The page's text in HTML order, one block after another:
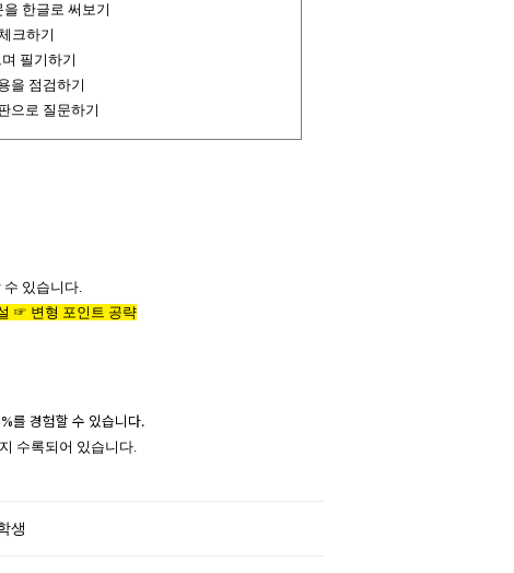
한글로 써보기
크하기
필기하기
을 점검하기
으로 질문하기
있습니다.
☞ 변형 포인트 공략
를 경험할 수 있습니다.
수록되어 있습니다.
생